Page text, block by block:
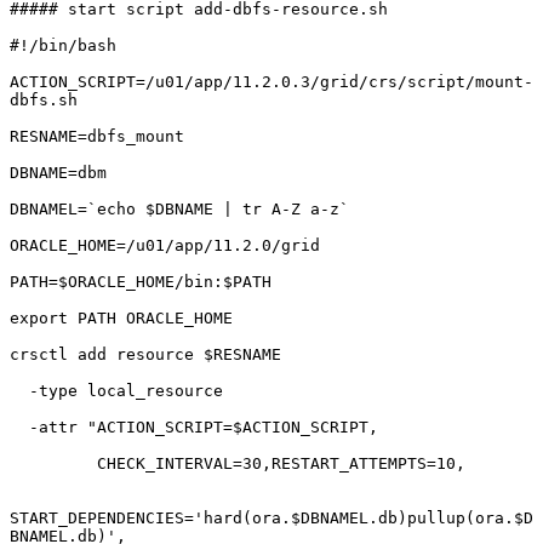
##### start script add-dbfs-resource.sh
#!/bin/bash
ACTION_SCRIPT=/u01/app/11.2.0.3/grid/crs/script/mount-
dbfs.sh
RESNAME=dbfs_mount
DBNAME=dbm
DBNAMEL=`echo $DBNAME | tr A-Z a-z`
ORACLE_HOME=/u01/app/11.2.0/grid
PATH=$ORACLE_HOME/bin:$PATH
export PATH ORACLE_HOME
crsctl add resource $RESNAME
-type local_resource
-attr "ACTION_SCRIPT=$ACTION_SCRIPT,
CHECK_INTERVAL=30,RESTART_ATTEMPTS=10,
START_DEPENDENCIES='hard(ora.$DBNAMEL.db)pullup(ora.$D
BNAMEL.db)',